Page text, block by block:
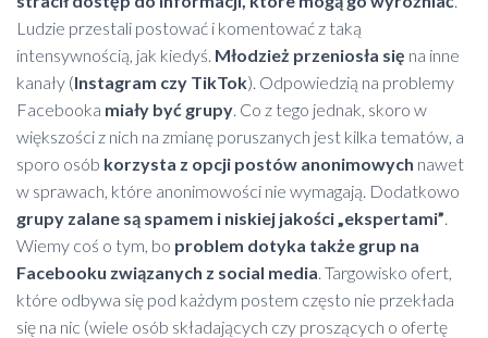
Ludzie przestali postować i komentować z taką
intensywnością, jak kiedyś. Młodzież przeniosła się na inne
kanały (Instagram czy TikTok). Odpowiedzią na problemy
Facebooka miały być grupy. Co z tego jednak, skoro w
większości z nich na zmianę poruszanych jest kilka tematów, a
sporo osób korzysta z opcji postów anonimowych nawet
w sprawach, które anonimowości nie wymagają. Dodatkowo
grupy zalane są spamem i niskiej jakości „ekspertami”.
Wiemy coś o tym, bo problem dotyka także grup na
Facebooku związanych z social media. Targowisko ofert,
które odbywa się pod każdym postem często nie przekłada
się na nic (wiele osób składających czy proszących o ofertę